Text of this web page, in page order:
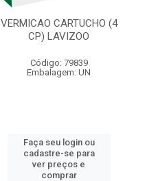
VERMICAO CARTUCHO (4
CP) LAVIZOO
Código: 79839
Embalagem: UN
Faça seu login ou
cadastre-se para
ver preços e
comprar